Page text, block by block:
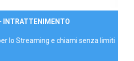
INTRATTENIMENTO
lo Streaming e chiami senza limiti